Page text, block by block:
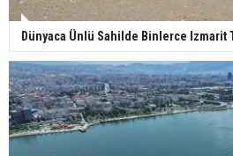
Dünyaca Ünlü Sahilde Binlerce Izmarit